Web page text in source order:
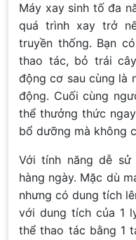
Máy xay sinh tố đa
quá trình xay trở
truyền thống. Bạn
thao tác, bỏ trái
động cơ sau cùng là
động. Cuối cùng
thể thưởng thức
bổ dưỡng mà không
Với tính năng dễ sử
hàng ngày. Mặc dù
nhưng có dung tích
với dung tích của 1
thể thao tác bằng 1